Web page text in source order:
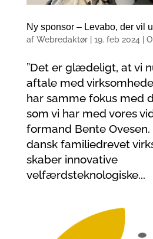
Ny sponsor – Levabo, der vil
af Webredaktør| 19. feb 2024 |
”Det er glædeligt, at vi
aftale med
har samme fokus med
som vi har med vores
formand Bente
dansk familiedrevet
skaber innovative
velfærdsteknologiske...